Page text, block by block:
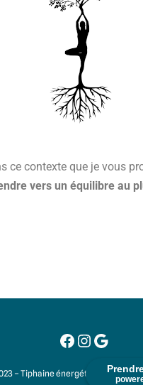
ce contexte que je vous
vers un équilibre au
– Tiphaine énergétique chinoise